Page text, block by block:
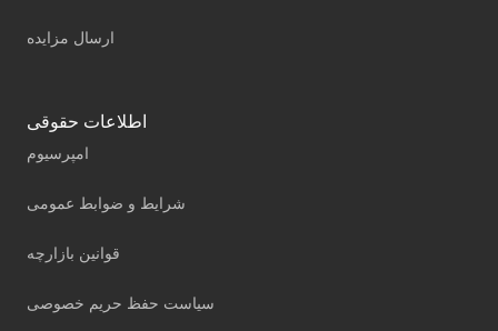
ارسال مزایده
اطلاعات حقوقی
امپرسیوم
شرایط و ضوابط عمومی
قوانین بازارچه
سیاست حفظ حریم خصوصی